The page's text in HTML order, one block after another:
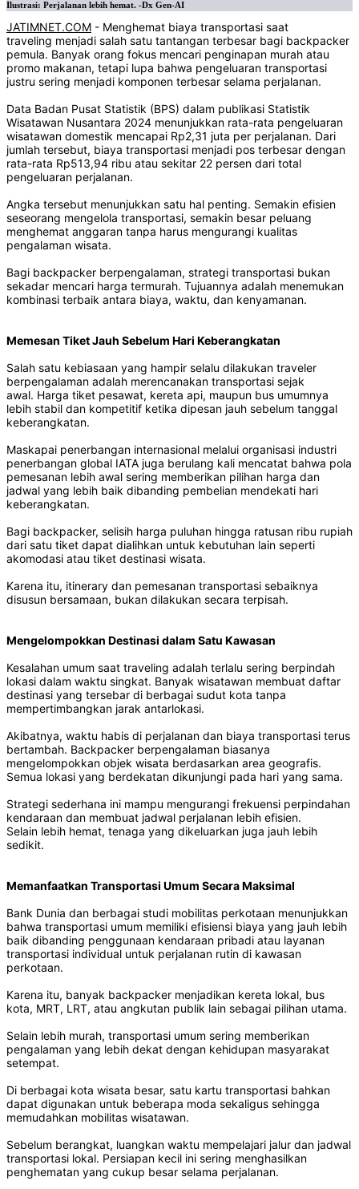
Ilustrasi: Perjalanan lebih hemat. -Dx Gen-AI
JATIMNET.COM - Menghemat biaya transportasi saat
traveling menjadi salah satu tantangan terbesar bagi backpacker
pemula. Banyak orang fokus mencari penginapan murah atau
promo makanan, tetapi lupa bahwa pengeluaran transportasi
justru sering menjadi komponen terbesar selama perjalanan.
Data Badan Pusat Statistik (BPS) dalam publikasi Statistik
Wisatawan Nusantara 2024 menunjukkan rata-rata pengeluaran
wisatawan domestik mencapai Rp2,31 juta per perjalanan. Dari
jumlah tersebut, biaya transportasi menjadi pos terbesar dengan
rata-rata Rp513,94 ribu atau sekitar 22 persen dari total
pengeluaran perjalanan.
Angka tersebut menunjukkan satu hal penting. Semakin efisien
seseorang mengelola transportasi, semakin besar peluang
menghemat anggaran tanpa harus mengurangi kualitas
pengalaman wisata.
Bagi backpacker berpengalaman, strategi transportasi bukan
sekadar mencari harga termurah. Tujuannya adalah menemukan
kombinasi terbaik antara biaya, waktu, dan kenyamanan.
Memesan Tiket Jauh Sebelum Hari Keberangkatan
Salah satu kebiasaan yang hampir selalu dilakukan traveler
berpengalaman adalah merencanakan transportasi sejak
awal. Harga tiket pesawat, kereta api, maupun bus umumnya
lebih stabil dan kompetitif ketika dipesan jauh sebelum tanggal
keberangkatan.
Maskapai penerbangan internasional melalui organisasi industri
penerbangan global IATA juga berulang kali mencatat bahwa pola
pemesanan lebih awal sering memberikan pilihan harga dan
jadwal yang lebih baik dibanding pembelian mendekati hari
keberangkatan.
Bagi backpacker, selisih harga puluhan hingga ratusan ribu rupiah
dari satu tiket dapat dialihkan untuk kebutuhan lain seperti
akomodasi atau tiket destinasi wisata.
Karena itu, itinerary dan pemesanan transportasi sebaiknya
disusun bersamaan, bukan dilakukan secara terpisah.
Mengelompokkan Destinasi dalam Satu Kawasan
Kesalahan umum saat traveling adalah terlalu sering berpindah
lokasi dalam waktu singkat. Banyak wisatawan membuat daftar
destinasi yang tersebar di berbagai sudut kota tanpa
mempertimbangkan jarak antarlokasi.
Akibatnya, waktu habis di perjalanan dan biaya transportasi terus
bertambah. Backpacker berpengalaman biasanya
mengelompokkan objek wisata berdasarkan area geografis.
Semua lokasi yang berdekatan dikunjungi pada hari yang sama.
Strategi sederhana ini mampu mengurangi frekuensi perpindahan
kendaraan dan membuat jadwal perjalanan lebih efisien.
Selain lebih hemat, tenaga yang dikeluarkan juga jauh lebih
sedikit.
Memanfaatkan Transportasi Umum Secara Maksimal
Bank Dunia dan berbagai studi mobilitas perkotaan menunjukkan
bahwa transportasi umum memiliki efisiensi biaya yang jauh lebih
baik dibanding penggunaan kendaraan pribadi atau layanan
transportasi individual untuk perjalanan rutin di kawasan
perkotaan.
Karena itu, banyak backpacker menjadikan kereta lokal, bus
kota, MRT, LRT, atau angkutan publik lain sebagai pilihan utama.
Selain lebih murah, transportasi umum sering memberikan
pengalaman yang lebih dekat dengan kehidupan masyarakat
setempat.
Di berbagai kota wisata besar, satu kartu transportasi bahkan
dapat digunakan untuk beberapa moda sekaligus sehingga
memudahkan mobilitas wisatawan.
Sebelum berangkat, luangkan waktu mempelajari jalur dan jadwal
transportasi lokal. Persiapan kecil ini sering menghasilkan
penghematan yang cukup besar selama perjalanan.